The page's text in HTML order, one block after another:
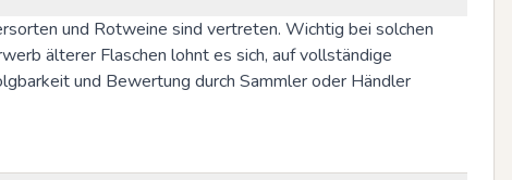
und Rotweine sind vertreten. Wichtig bei solchen
älterer Flaschen lohnt es sich, auf vollständige
und Bewertung durch Sammler oder Händler